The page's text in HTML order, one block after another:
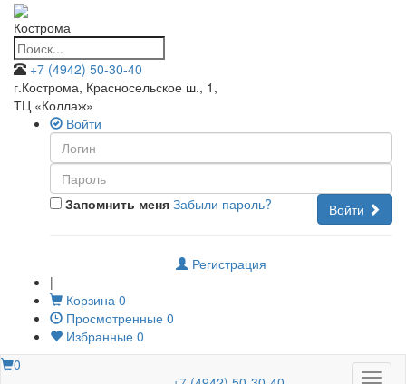
Кострома
+7 (4942) 50-30-40
г.Кострома, Красносельское ш., 1 ,
ТЦ «Коллаж»
Войти
Запомнить меня Войти
Забыли пароль?
Регистрация
|
Корзина 0
Просмотренные 0
Избранные 0
Меню
0